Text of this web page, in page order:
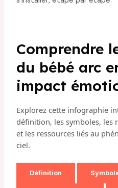
Comprendre
du bébé arc
impact
Explorez cette infographie
définition, les symboles, les
et les ressources liés au
ciel.
Définition